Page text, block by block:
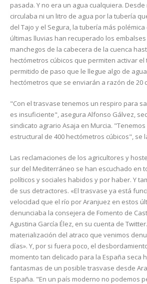
pasada. Y no era un agua cualquiera. Desde
circulaba ni un litro de agua por la tubería
del Tajo y el Segura, la tubería más
últimas lluvias han recuperado los
manchegos de la cabecera de la cuenca
hectómetros cúbicos que permiten activar
permitido de paso que le llegue algo de
hectómetros que se enviarán a razón de 20
"Con el trasvase tenemos un respiro para
es insuficiente", asegura Alfonso Gálvez,
sindicato agrario Asaja en Murcia.
estructural de 400 hectómetros cúbicos", se
Las reclamaciones de los agricultores y
sur del Mediterráneo se han escuchado en
políticos y sociales habidos y por haber. Y
de sus detractores. «El trasvase ya está
velocidad que el río por Aranjuez en estos
denunciaba la consejera de Fomento de
Agustina García Élez, en su cuenta de
materialización del atraco que venimos
días». Y, por si fuera poco, el
momento tan delicado para la España seca
fantasmas de un posible trasvase desde
España. "En un país moderno no podemos